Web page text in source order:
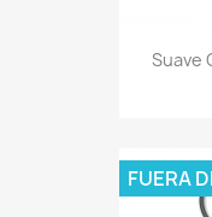
Suave
FUERA